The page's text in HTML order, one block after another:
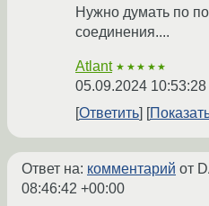
Нужно думать по
соединения....
Atlant ★★★★★
05.09.2024
Ответить
Ответ на: комментарий от
08:46:42 +00:00